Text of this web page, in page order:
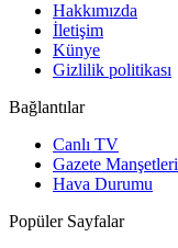
Hakkımızda
İletişim
Künye
Gizlilik politikası
Bağlantılar
Canlı TV
Gazete Manşetleri
Hava Durumu
Popüler Sayfalar